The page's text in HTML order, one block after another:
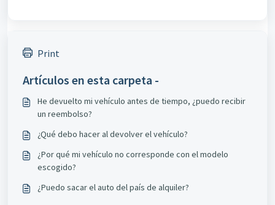
Print
Artículos en esta carpeta -
He devuelto mi vehículo antes de tiempo, ¿puedo recibir
un reembolso?
¿Qué debo hacer al devolver el vehículo?
¿Por qué mi vehículo no corresponde con el modelo
escogido?
¿Puedo sacar el auto del país de alquiler?